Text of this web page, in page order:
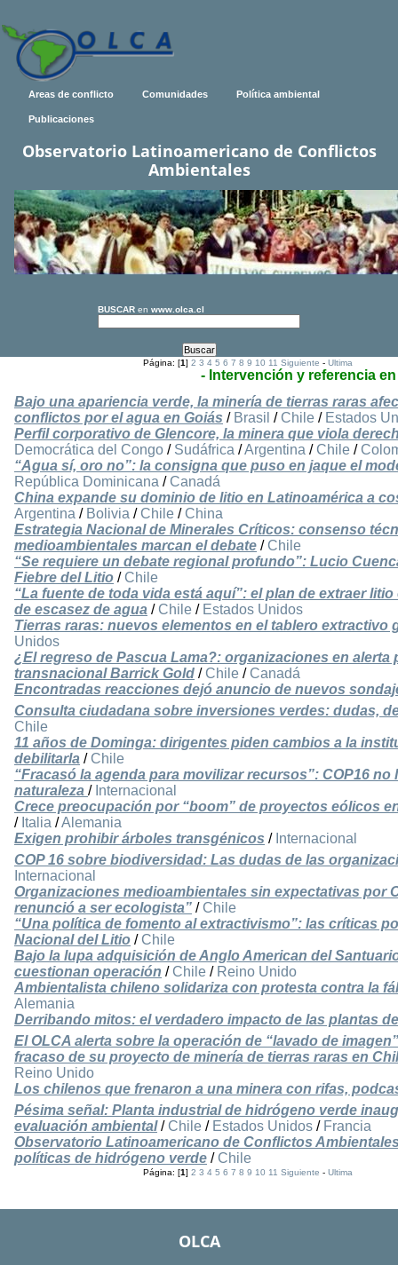
Areas de conflicto Comunidades Política ambiental
Publicaciones
Observatorio Latinoamericano de Conflictos
Ambientales
BUSCAR en www.olca.cl
Página: [1]2 3 4 5 6 7 8 9 10 11 Siguiente -Ultima
- Intervención y referencia
Bajo una apariencia verde, la minería de tierras raras
conflictos por el agua en Goiás / Brasil / Chile / Estados
Perfil corporativo de Glencore, la minera que viola
Democrática del Congo / Sudáfrica /Argentina / Chile /
“Agua sí, oro no”: la consigna que puso en jaque el
República Dominicana / Canadá
China expande su dominio de litio en Latinoamérica a
Argentina / Bolivia / Chile / China
Estrategia Nacional de Minerales Críticos: consenso
medioambientales marcan el debate / Chile
“Se requiere un debate regional profundo”: Lucio
Fiebre del Litio / Chile
“La fuente de toda vida está aquí”: el plan de extraer
de escasez de agua / Chile / Estados Unidos
Tierras raras: nuevos elementos en el tablero extractivo
Unidos
¿El regreso de Pascua Lama?: organizaciones en
transnacional Barrick Gold / Chile / Canadá
Encontradas reacciones dejó anuncio de nuevos
Consulta ciudadana sobre inversiones verdes: dudas,
Chile
11 años de Dominga: dirigentes piden cambios a la
debilitarla / Chile
“Fracasó la agenda para movilizar recursos”: COP16
naturaleza / Internacional
Crece preocupación por “boom” de proyectos eólicos
/ Italia /Alemania
Exigen prohibir árboles transgénicos / Internacional
COP 16 sobre biodiversidad: Las dudas de las
Internacional
Organizaciones medioambientales sin expectativas por
renunció a ser ecologista” / Chile
“Una política de fomento al extractivismo”: las críticas
Nacional del Litio / Chile
Bajo la lupa adquisición de Anglo American del
cuestionan operación / Chile / Reino Unido
Ambientalista chileno solidariza con protesta contra la
Alemania
Derribando mitos: el verdadero impacto de las plantas
El OLCA alerta sobre la operación de “lavado de
fracaso de su proyecto de minería de tierras raras en
Reino Unido
Los chilenos que frenaron a una minera con rifas,
Pésima señal: Planta industrial de hidrógeno verde
evaluación ambiental/ Chile / Estados Unidos / Francia
Observatorio Latinoamericano de Conflictos
políticas de hidrógeno verde / Chile
Página: [1]2 3 4 5 6 7 8 9 10 11 Siguiente -Ultima
OLCA